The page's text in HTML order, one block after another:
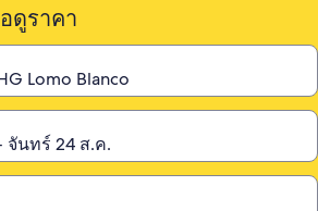
ดูราคา